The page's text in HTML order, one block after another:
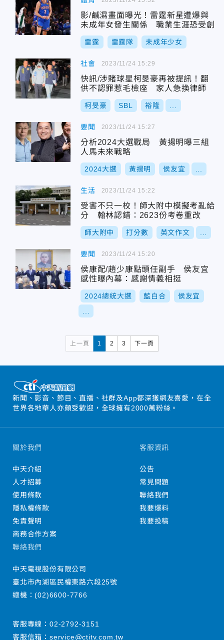
影/鹹濕畫面曝光！雷霆新星遭爆與
未成年女發生關係 職業生涯恐受創
雷霆 雷霆隊 未成年少女
社會
快訊/涉賭球星柯旻豪再被提訊！翻
供不認罪惹毛檢座 家人急換律師
柯旻豪 SBL 裕隆
2023/11/24 15:29
要聞
分析2024大選戰局 黃揚明曝三組
人馬未來戰略
2024大選 黃揚明 侯友宜
2023/11/24 15:27
生活
受害不只一校！師大附中模擬考亂給
分 翰林認錯：2623份考卷重改
師大附中 打分數 英文作文
2023/11/24 15:22
要聞
侯康配/趙少康點頭任副手 侯友宜
感性曝內幕：感謝情義相挺
2024總統大選 藍白合 侯友宜
2023/11/24 15:20
上一頁 1 2 3 下一頁
新聞、影音、節目、直播、社群及App都深獲網友喜愛，在全
世界各地華人亦頗受歡迎，全球擁有2000萬粉絲。
關於我們
中天介紹
人才招募
使用條款
隱私權條款
免責聲明
商務合作方案
客服資訊
公告
常見問題
聯絡我們
我要爆料
我要投稿
聯絡我們
中天電視股份有限公司
臺北市內湖區民權東路六段25號
總機：(02)6600-7766
客服專線： 02-2792-3151
客服信箱： service@ctitv.com.tw